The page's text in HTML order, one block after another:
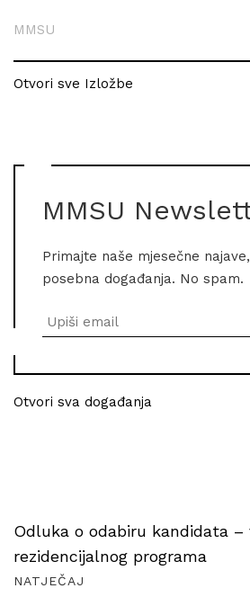
MMSU
Otvori sve Izložbe
MMSU
Primajte naše mjesečne
posebna događanja. No spam.
Otvori sva događanja
Odluka o odabiru kandidata
rezidencijalnog programa
NATJEČAJ